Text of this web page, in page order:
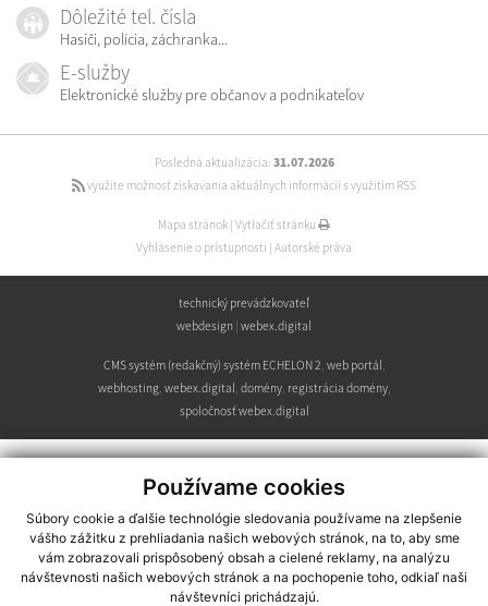
Používame cookies
Súbory cookie a ďalšie technológie sledovania používame na zlepšenie
vášho zážitku z prehliadania našich webových stránok, na to, aby sme
vám zobrazovali prispôsobený obsah a cielené reklamy, na analýzu
návštevnosti našich webových stránok a na pochopenie toho, odkiaľ naši
návštevníci prichádzajú.
Dôležité tel. čísla
Hasiči, polícia, záchranka...
E-služby
Elektronické služby pre občanov a podnikateľov
Posledná aktualizácia: 31.07.2026
využite možnosť získavania aktuálnych informácií s využitím RSS
Mapa stránok Vytlačiť stránku
Vyhlásenie o prístupnosti Autorské práva
technický prevádzkovateľ
webdesign webex.digital
CMS systém (redakčný) systém ECHELON 2, web portál ,
webhosting, webex.digital , domény, registrácia domény,
spoločnosť webex.digital